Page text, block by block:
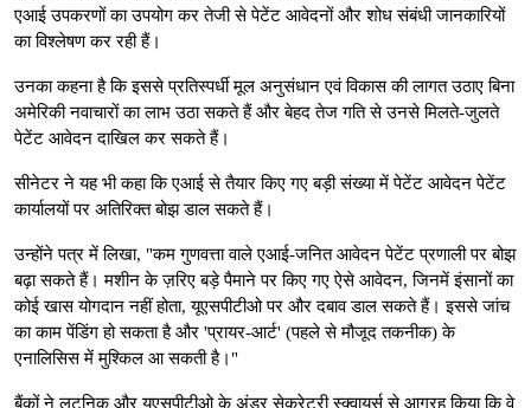
एआई उपकरणों का उपयोग कर तेजी से पेटेंट आवेदनों और शोध संबंधी जानकारियों
का विश्लेषण कर रही हैं।
उनका कहना है कि इससे प्रतिस्पर्धी मूल अनुसंधान एवं विकास की लागत उठाए बिना
अमेरिकी नवाचारों का लाभ उठा सकते हैं और बेहद तेज गति से उनसे मिलते-जुलते
पेटेंट आवेदन दाखिल कर सकते हैं।
सीनेटर ने यह भी कहा कि एआई से तैयार किए गए बड़ी संख्या में पेटेंट आवेदन पेटेंट
कार्यालयों पर अतिरिक्त बोझ डाल सकते हैं।
उन्होंने पत्र में लिखा, "कम गुणवत्ता वाले एआई-जनित आवेदन पेटेंट प्रणाली पर बोझ
बढ़ा सकते हैं। मशीन के ज़रिए बड़े पैमाने पर किए गए ऐसे आवेदन, जिनमें इंसानों का
कोई खास योगदान नहीं होता, यूएसपीटीओ पर और दबाव डाल सकते हैं। इससे जांच
का काम पेंडिंग हो सकता है और 'प्रायर-आर्ट' (पहले से मौजूद तकनीक) के
एनालिसिस में मुश्किल आ सकती है।"
बैंकों ने लटनिक और यूएसपीटीओ के अंडर सेक्रेटरी स्क्वायर्स से आग्रह किया कि वे